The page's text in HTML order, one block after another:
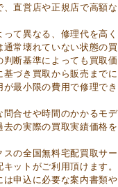
直営店や正規店で高額
って異なる、修理代を高
常壊れていない状態の
断基準によっても買取
づき買取から販売まで
最小限の費用で修理で
問合せや時間のかかるモ
の実際の買取実績価格
の全国無料宅配買取サ
キットがご利用頂けます
申込に必要な案内書類